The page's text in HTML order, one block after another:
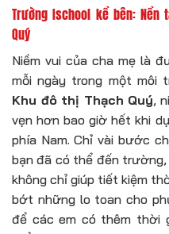
Trường Ischool kề bên:
Quý
Niềm vui của cha mẹ là
mỗi ngày trong một môi
Khu đô thị Thạch Quý,
vẹn hơn bao giờ hết khi
phía Nam. Chỉ vài bước
bạn đã có thể đến
không chỉ giúp tiết kiệm
bớt những lo toan cho
để các em có thêm thời